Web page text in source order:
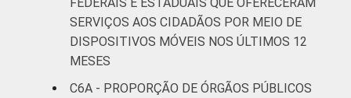
SERVIÇOS AOS CIDADÃOS POR MEIO DE
DISPOSITIVOS MÓVEIS NOS ÚLTIMOS 12
MESES
C6A - PROPORÇÃO DE ÓRGÃOS PÚBLICOS